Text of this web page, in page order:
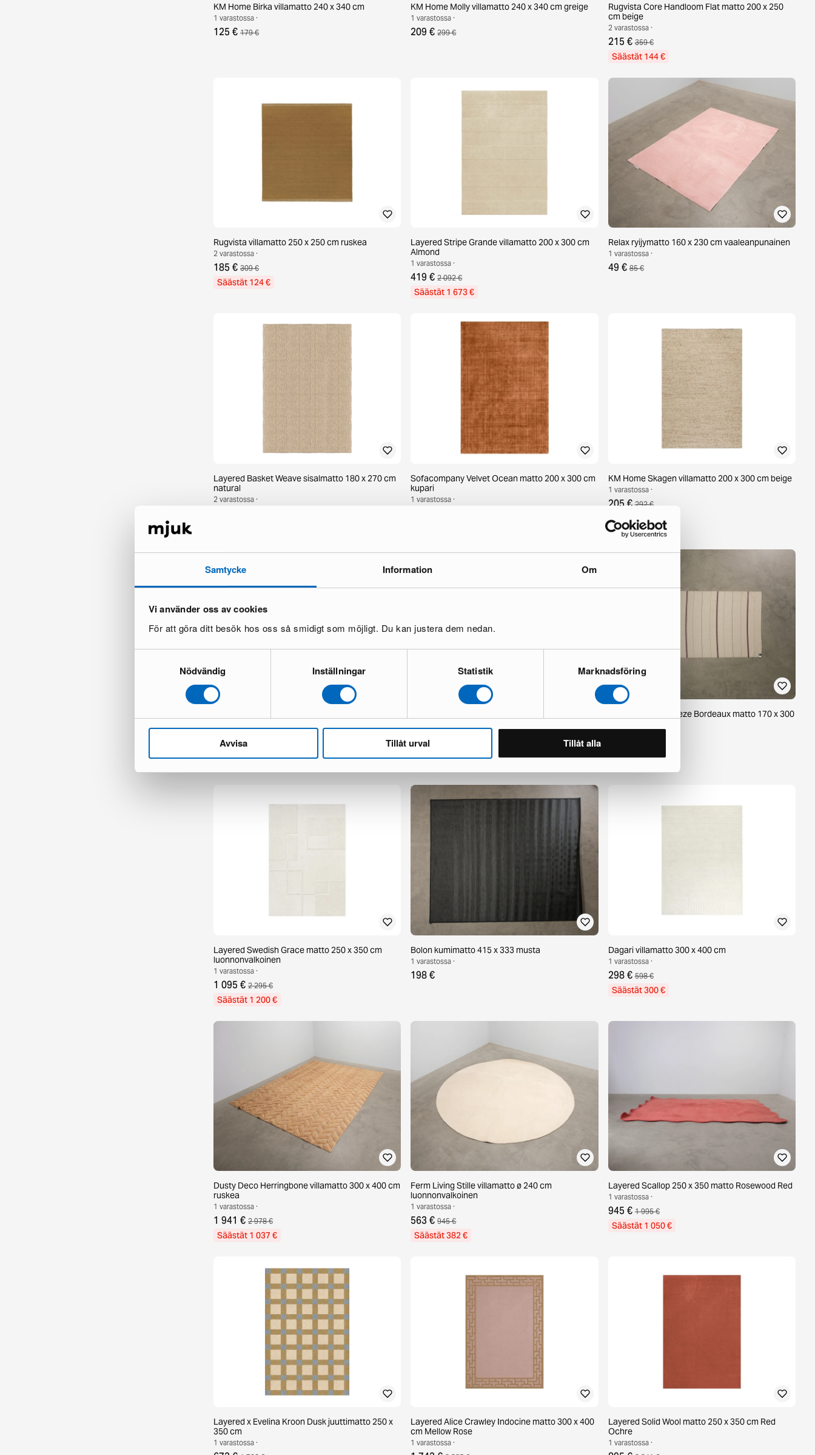
Samtycke Information Om
Vi använder oss av cookies
För att göra ditt besök hos oss så smidigt som möjligt. Du kan justera dem nedan.
Nödvändig Inställningar Statistik Marknadsföring
Avvisa Tillåt urval Tillåt alla
KM Home Birka villamatto 240 x 340 cm
1 varastossa ·
125 € 179 €
KM Home Molly villamatto 240 x 340 cm greige
1 varastossa ·
209 € 299 €
Rugvista Core Handloom Flat matto 200 x 250
cm beige
2 varastossa ·
215 € 359 €
Säästät 144 €
Rugvista villamatto 250 x 250 cm ruskea
2 varastossa ·
185 € 309 €
Säästät 124 €
Layered Stripe Grande villamatto 200 x 300 cm
Almond
1 varastossa ·
419 € 2 092 €
Säästät 1 673 €
Relax ryijymatto 160 x 230 cm vaaleanpunainen
1 varastossa ·
49 € 85 €
Layered Basket Weave sisalmatto 180 x 270 cm
natural
2 varastossa ·
Sofacompany Velvet Ocean matto 200 x 300 cm
kupari
1 varastossa ·
KM Home Skagen villamatto 200 x 300 cm beige
1 varastossa ·
205 € 292 €
115 € 183 €
1 294 €
Brita Sweden Trapeze Bordeaux matto 170 x 300
Layered Swedish Grace matto 250 x 350 cm
luonnonvalkoinen
1 varastossa ·
1 095 € 2 295 €
Säästät 1 200 €
Bolon kumimatto 415 x 333 musta
1 varastossa ·
198 €
Dagari villamatto 300 x 400 cm
1 varastossa ·
298 € 598 €
Säästät 300 €
Dusty Deco Herringbone villamatto 300 x 400 cm
ruskea
1 varastossa ·
1 941 € 2 978 €
Säästät 1 037 €
Ferm Living Stille villamatto ø 240 cm
luonnonvalkoinen
1 varastossa ·
563 € 945 €
Säästät 382 €
Layered Scallop 250 x 350 matto Rosewood Red
1 varastossa ·
945 € 1 995 €
Säästät 1 050 €
Layered x Evelina Kroon Dusk juuttimatto 250 x
350 cm
1 varastossa ·
Layered Alice Crawley Indocine matto 300 x 400
cm Mellow Rose
1 varastossa ·
Layered Solid Wool matto 250 x 350 cm Red
Ochre
1 varastossa ·